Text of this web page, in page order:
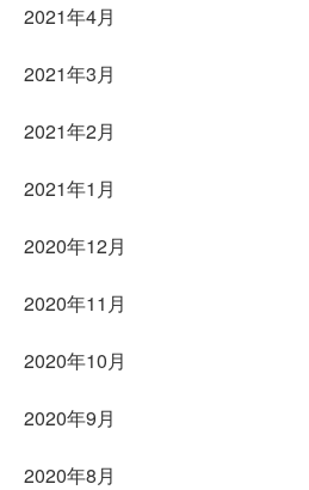
2021年4月
2021年3月
2021年2月
2021年1月
2020年12月
2020年11月
2020年10月
2020年9月
2020年8月